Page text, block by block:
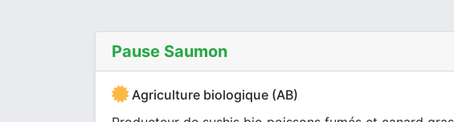
Pause Saumon
Agriculture biologique (AB)